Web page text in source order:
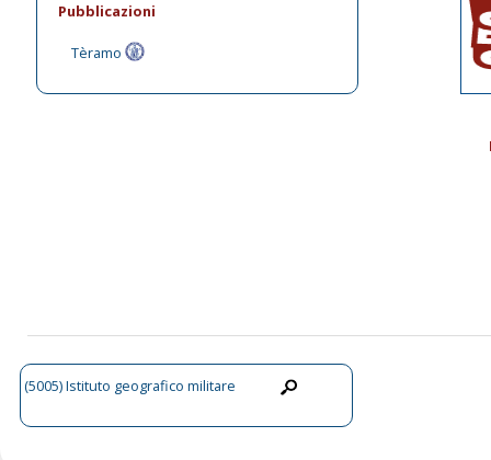
Pubblicazioni
Tèramo
(5005) Istituto geografico militare